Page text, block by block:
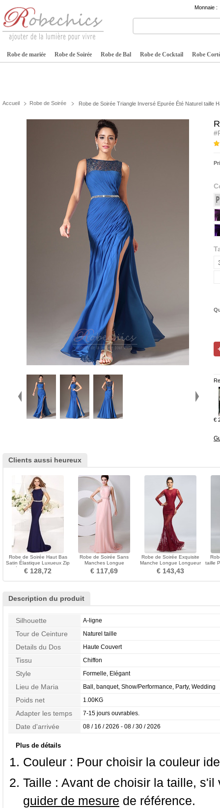
Monnaie :
Robe de mariée Robe de Soirée Robe de Bal Robe de Cocktail Robe
Accueil Robe de Soirée Robe de Soirée Triangle Inversé Epurée Été Naturel taille
€
Clients aussi heureux
Robe de Soirée Haut Bas
Satin Élastique Luxueux Zip
Médium Manche Courte
€ 128,72
Robe de Soirée Sans
Manches Longue
Manquant Chiffon Fourreau
pli
€ 117,69
Robe de Soirée Exquisite
Manche Longue Longueur
ras du Sol Fourreau
€ 143,43
taille
Description du produit
Silhouette A-ligne
Tour de Ceinture Naturel taille
Details du Dos Haute Couvert
Tissu Chiffon
Style Formelle, Elégant
Lieu de Maria Ball, banquet, Show/Performance, Party, Wedding
Poids net 1.00KG
Adapter les temps 7-15 jours ouvrables.
Date d'arrivée 08 / 16 / 2026 - 08 / 30 / 2026
Plus de détails
Couleur : Pour choisir la couleur
Taille : Avant de choisir la taille,
guider de mesure de référence.